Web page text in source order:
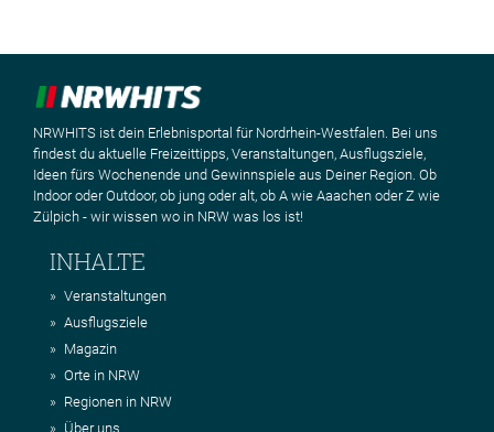
NRWHITS ist dein Erlebnisportal für Nordrhein-Westfalen. Bei uns
findest du aktuelle Freizeittipps, Veranstaltungen, Ausflugsziele,
Ideen fürs Wochenende und Gewinnspiele aus Deiner Region. Ob
Indoor oder Outdoor, ob jung oder alt, ob A wie Aaachen oder Z wie
Zülpich - wir wissen wo in NRW was los ist!
INHALTE
Veranstaltungen
Ausflugsziele
Magazin
Orte in NRW
Regionen in NRW
Über uns